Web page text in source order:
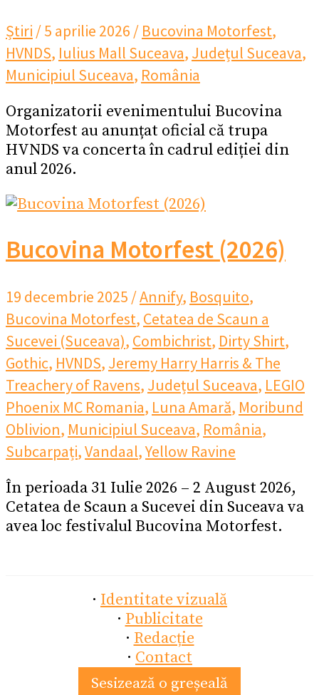
Știri /5 aprilie 2026 / Bucovina Motorfest,
HVNDS, Iulius Mall Suceava, Județul Suceava,
Municipiul Suceava, România
Organizatorii evenimentului Bucovina
Motorfest au anunțat oficial că trupa
HVNDS va concerta în cadrul ediției din
anul 2026.
Bucovina Motorfest (2026)
19 decembrie 2025 /Annify, Bosquito,
Bucovina Motorfest, Cetatea de Scaun a
Sucevei (Suceava), Combichrist, Dirty Shirt,
Gothic, HVNDS, Jeremy Harry Harris & The
Treachery of Ravens, Județul Suceava, LEGIO
Phoenix MC Romania, Luna Amară, Moribund
Oblivion, Municipiul Suceava, România,
Subcarpați,Vandaal,Yellow Ravine
În perioada 31 Iulie 2026 – 2 August 2026,
Cetatea de Scaun a Sucevei din Suceava va
avea loc festivalul Bucovina Motorfest.
· Identitate vizuală
· Publicitate
· Redacție
· Contact
Sesizează o greșeală